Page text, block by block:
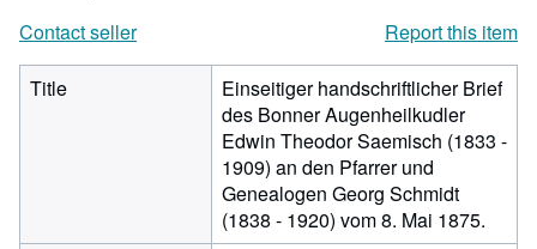
Contact seller
Report this item
Title
Einseitiger handschriftlicher Brief
des Bonner Augenheilkudler
Edwin Theodor Saemisch (1833 -
1909) an den Pfarrer und
Genealogen Georg Schmidt
(1838 - 1920) vom 8. Mai 1875.